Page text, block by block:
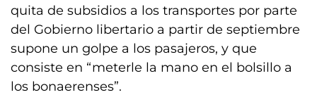
quita de subsidios a los transportes por parte
del Gobierno libertario a partir de septiembre
supone un golpe a los pasajeros, y que
consiste en “meterle la mano en el bolsillo a
los bonaerenses”.